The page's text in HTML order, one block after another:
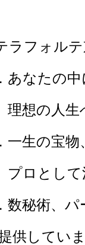
ラフォル
あなたの
想の人生
一生の宝
ロとして
数秘術、
供してい